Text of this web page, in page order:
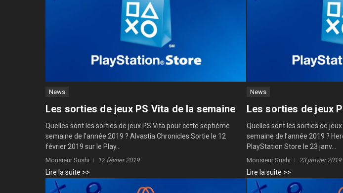
News
Les sorties de jeux PS Vita de la semaine
Quelles sont les sorties de jeux PS Vita pour cette septième
semaine de l’année 2019 ? Alvastia Chronicles Sortie le 12
février 2019 sur le Play...
Monsieur Sushi 12 février 2019
Lire la suite >>
News
Les sorties de jeux
Quelles sont les sorties de
semaine de l’année 2019 ?
PlayStation Store le 23 janv...
Monsieur Sushi 23 janvier 2019
Lire la suite >>